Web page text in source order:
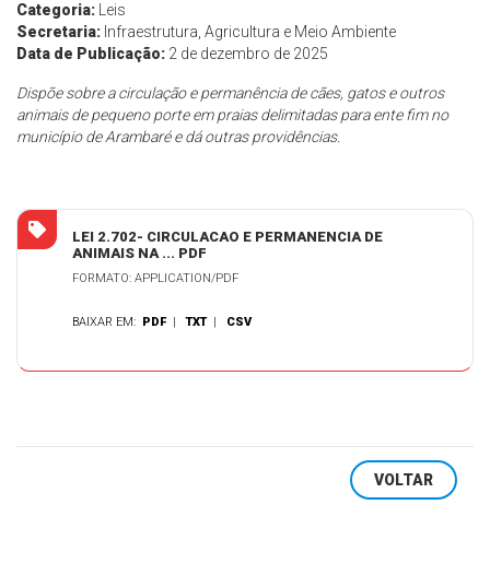
Categoria:
Leis
Secretaria: Infraestrutura, Agricultura e Meio Ambiente
Data de Publicação: 2 de dezembro de 2025
Dispõe sobre a circulação e permanência de cães, gatos e outros
animais de pequeno porte em praias delimitadas para ente fim no
município de Arambaré e dá outras providências.
LEI 2.702- CIRCULACAO E PERMANENCIA DE
ANIMAIS NA ... PDF
FORMATO: APPLICATION/PDF
BAIXAR EM: PDF |TXT | CSV
VOLTAR